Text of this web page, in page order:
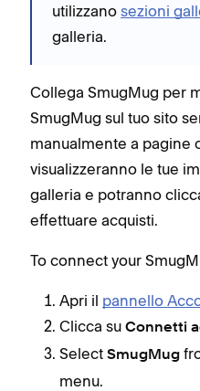
utilizzano sezioni
galleria.
Collega SmugMug per
SmugMug sul tuo sito
manualmente a pagine
visualizzeranno le tue
galleria e potranno
effettuare acquisti.
To connect your
Apri il pannello
Clicca su Connetti
Select SmugMug
menu.